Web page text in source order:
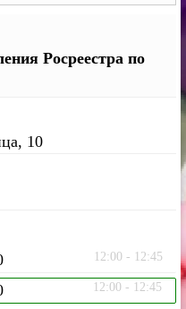
Росреестра по
10
12:00 - 12:45
12:00 - 12:45